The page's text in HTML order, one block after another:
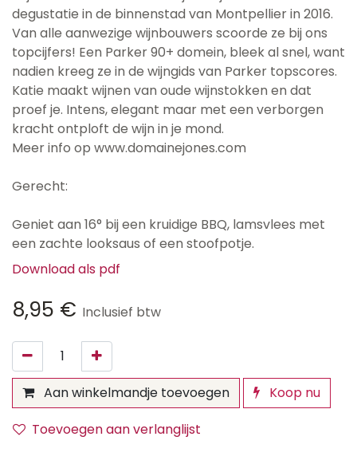
degustatie in de binnenstad van Montpellier in 2016.
Van alle aanwezige wijnbouwers scoorde ze bij ons
topcijfers! Een Parker 90+ domein, bleek al snel, want
nadien kreeg ze in de wijngids van Parker topscores.
Katie maakt wijnen van oude wijnstokken en dat
proef je. Intens, elegant maar met een verborgen
kracht ontploft de wijn in je mond.
Meer info op www.domainejones.com
Gerecht:
Geniet aan 16° bij een kruidige BBQ, lamsvlees met
een zachte looksaus of een stoofpotje.
Download als pdf
8,95 € Inclusief btw
Aan winkelmandje toevoegen
Koop nu
Toevoegen aan verlanglijst